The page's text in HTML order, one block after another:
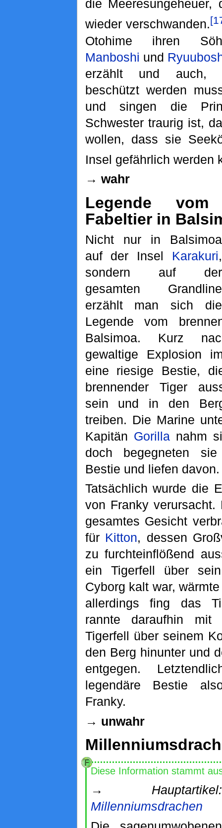
die Meeresungeheuer,
wieder verschwanden.
Otohime ihren
Manboshi und
erzählt und auch,
beschützt werden
und singen die
Schwester traurig ist,
wollen, dass sie
Insel gefährlich werden
→ wahr
Legende vom
Fabeltier in
Nicht nur in Balsimoa
auf der Insel Karakuri,
sondern auf der
gesamten Grandline
erzählt man sich die
Legende vom
Balsimoa. Kurz
gewaltige Explosion
eine riesige Bestie,
brennender Tiger
sein und in den
treiben. Die Marine
Kapitän Gorillanahm
doch begegneten
Bestie und liefen davon.
Tatsächlich wurde die
von Franky
gesamtes Gesicht
für Kitton, dessen
zu furchteinflößend
ein Tigerfell über
Cyborg kalt war,
allerdings fing das
rannte daraufhin mit
Tigerfell über seinem
den Berg hinunter und
entgegen.
legendäre Bestie
Franky.
→ unwahr
Diese Information stammt
→ Hauptartikel:
Millenniumsdrachen